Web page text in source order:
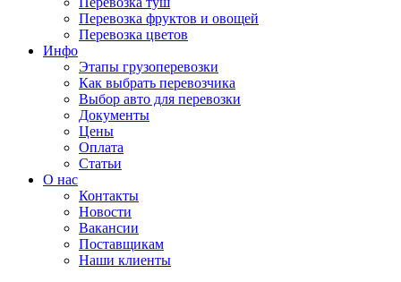
Перевозка фруктов и овощей
Перевозка цветов
Инфо
Этапы грузоперевозки
Как выбрать перевозчика
Выбор авто для перевозки
Документы
Цены
Оплата
Статьи
О нас
Контакты
Новости
Вакансии
Поставщикам
Наши клиенты